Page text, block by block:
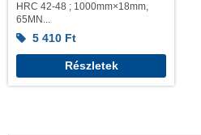
HRC 42-48 ; 1000mm×18mm,
65MN...
5 410 Ft
Részletek